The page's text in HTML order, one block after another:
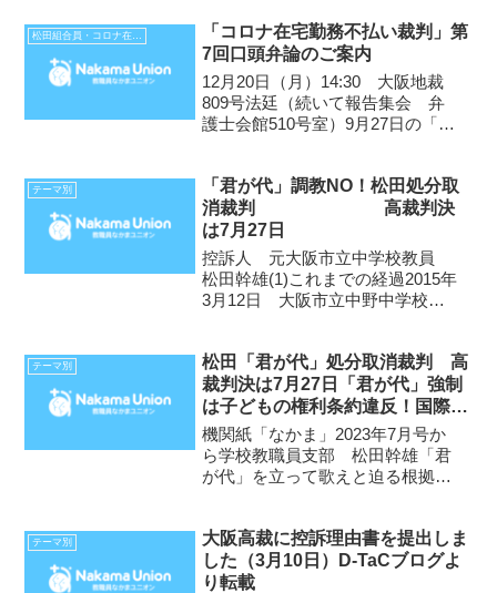
禍で自主的在宅勤務“欠勤扱い不
当”大阪市に賠償命令」（NHK）、
「在宅勤務『欠勤』違法 地...
松田組合員・コロナ在宅勤務不払い裁判
「コロナ在宅勤務不払い裁判」第
7回口頭弁論のご案内
12月20日（月）14:30 大阪地裁
809号法廷（続いて報告集会 弁
護士会館510号室）9月27日の「コ
被告が第3準備書面を陳述。被告第
3準備書面は、3つの論点（①働い
たの...
テーマ別
「君が代」調教NO！松田処分取
消裁判 高裁判決
は7月27日
控訴人 元大阪市立中学校教員
松田幹雄(1)これまでの経過2015年
3月12日 大阪市立中野中学校卒
戒告処分を発令 7月10日
大阪市人事委員会に戒告処分取消
を求める審査請求書...
テーマ別
松田「君が代」処分取消裁判 高
裁判決は7月27日「君が代」強制
は子どもの権利条約違反！国際人
権規約違反！
機関紙「なかま」2023年7月号か
ら学校教職員支部 松田幹雄「君
が代」を立って歌えと迫る根拠は
なかったことで戒告処分を受けま
した。処分の理由は、大阪市国旗
国歌条例で教職員には起立・...
テーマ別
大阪高裁に控訴理由書を提出しま
した（3月10日）D-TaCブログよ
り転載